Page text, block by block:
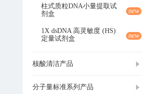
柱式质粒DNA小量提取试
剂盒
new
1X dsDNA 高灵敏度 (HS)
定量试剂盒
new
核酸清洁产品
分子量标准系列产品